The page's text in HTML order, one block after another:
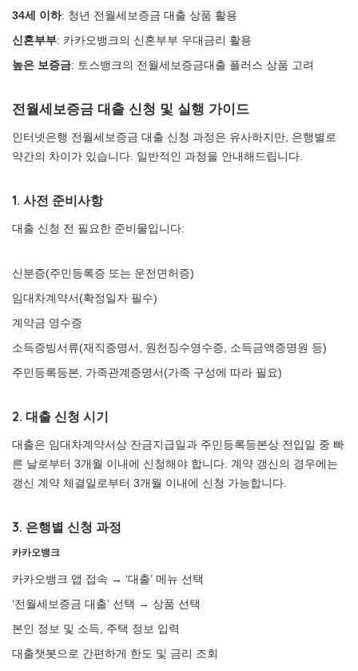
34세 이하: 청년 전월세보증금 대출 상품 활용
신혼부부: 카카오뱅크의 신혼부부 우대금리 활용
높은 보증금: 토스뱅크의 전월세보증금대출 플러스 상품 고려
전월세보증금 대출 신청 및 실행 가이드
인터넷은행 전월세보증금 대출 신청 과정은 유사하지만, 은행별로
약간의 차이가 있습니다. 일반적인 과정을 안내해드립니다.
1. 사전 준비사항
대출 신청 전 필요한 준비물입니다:
신분증(주민등록증 또는 운전면허증)
임대차계약서(확정일자 필수)
계약금 영수증
소득증빙서류(재직증명서, 원천징수영수증, 소득금액증명원 등)
주민등록등본, 가족관계증명서(가족 구성에 따라 필요)
2. 대출 신청 시기
대출은 임대차계약서상 잔금지급일과 주민등록등본상 전입일 중 빠
른 날로부터 3개월 이내에 신청해야 합니다. 계약 갱신의 경우에는
갱신 계약 체결일로부터 3개월 이내에 신청 가능합니다.
3. 은행별 신청 과정
카카오뱅크
카카오뱅크 앱 접속 → ‘대출’ 메뉴 선택
‘전월세보증금 대출’ 선택 → 상품 선택
본인 정보 및 소득, 주택 정보 입력
대출챗봇으로 간편하게 한도 및 금리 조회